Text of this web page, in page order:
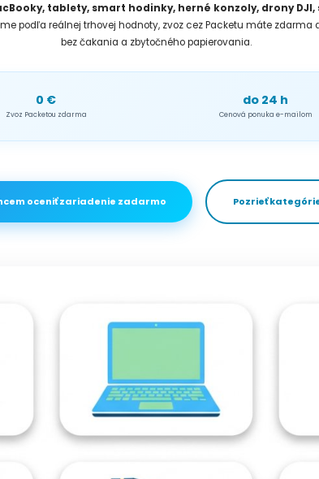
tablety, smart hodinky, herné konzoly, drony
podľa reálnej trhovej hodnoty, zvoz cez Packetu máte
bez čakania a zbytočného papierovania.
0 €
Zvoz Packetou zdarma
do 24 h
Cenová ponuka e-mailom
oceniť zariadenie zadarmo Pozrieť